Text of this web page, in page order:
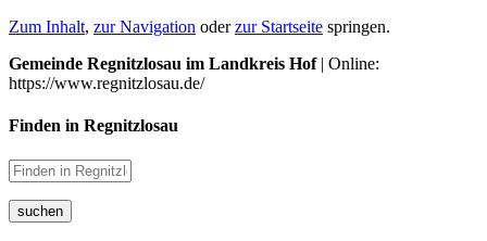
Zum Inhalt, zur Navigation oderzur Startseite springen.
Gemeinde Regnitzlosau im Landkreis Hof| Online:
https://www.regnitzlosau.de/
Finden in Regnitzlosau
suchen